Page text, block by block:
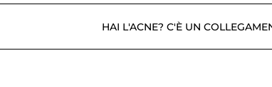
HAI L'ACNE? C'È UN